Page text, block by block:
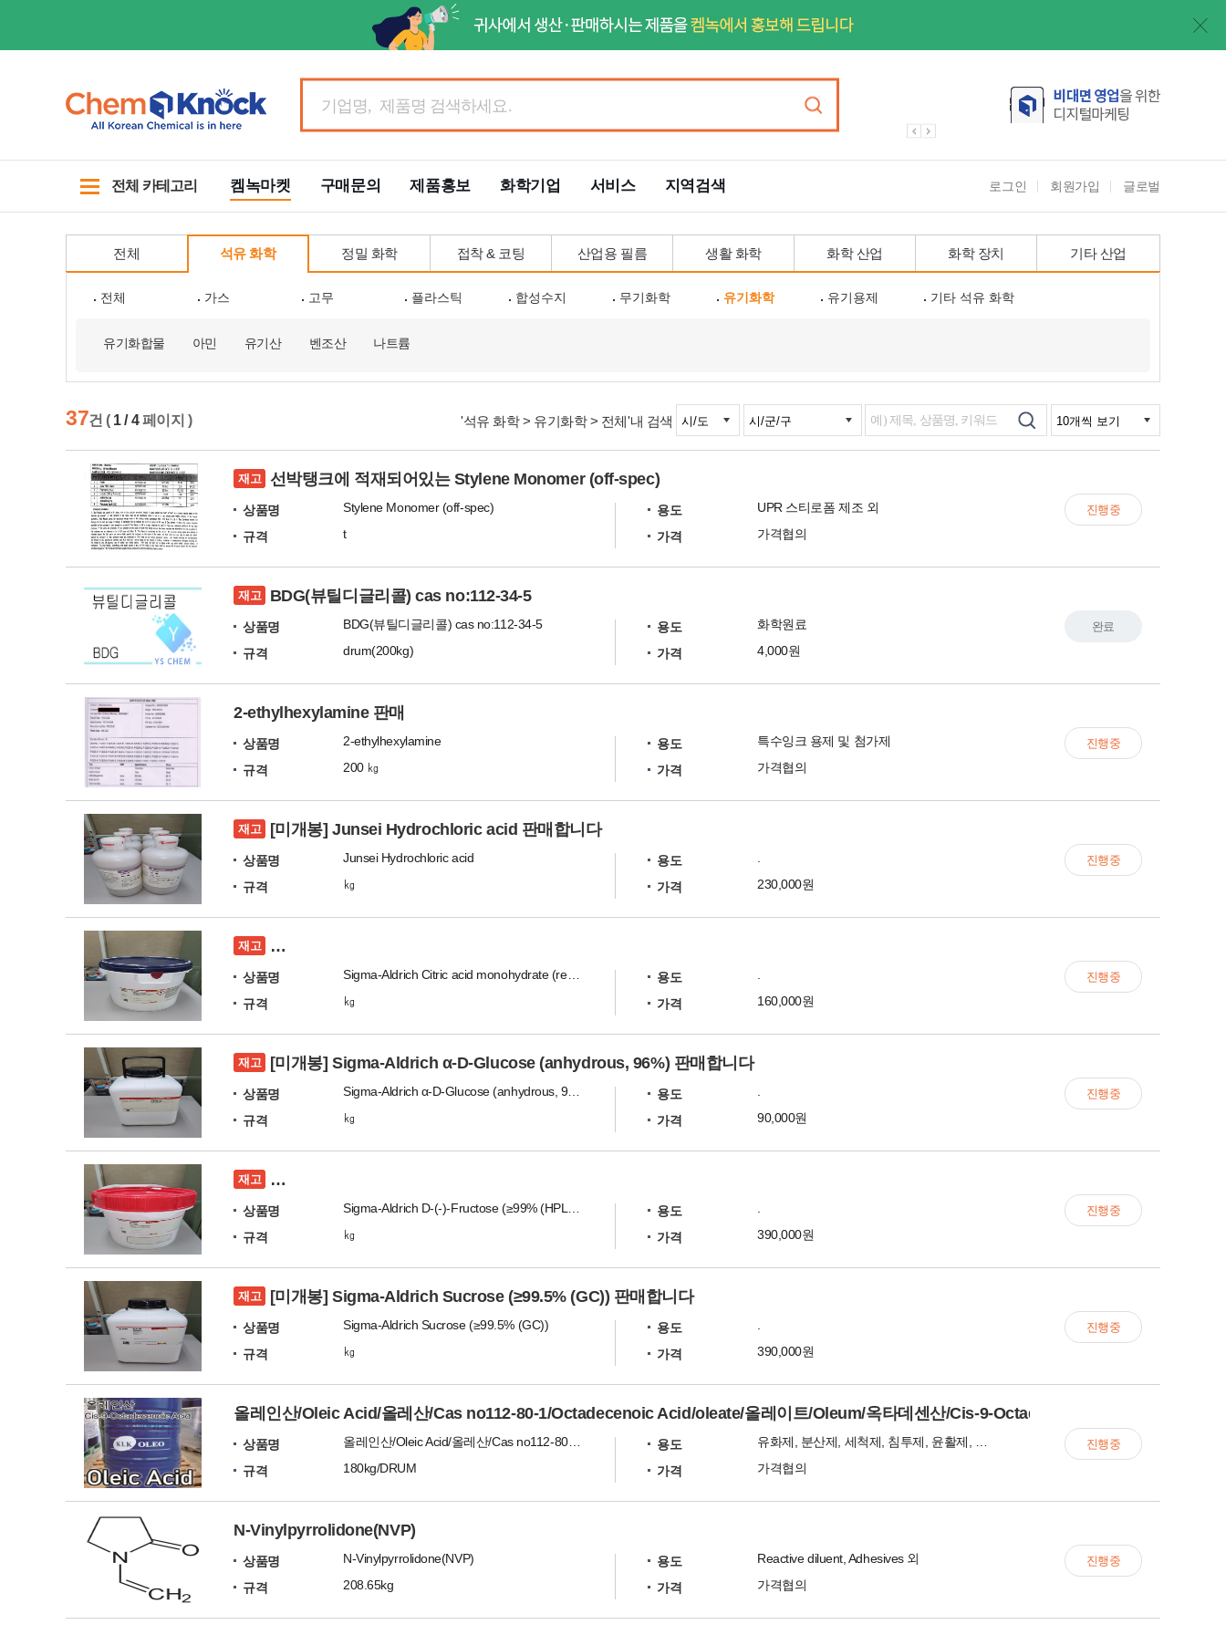
전체 카테고리 켐녹마켓 구매문의 제품홍보 화학기업 서비스 지역검색 로그인 회원가입 글로벌
전체 석유 화학 정밀 화학 접착 & 코팅 산업용 필름 생활 화학 화학 산업 화학 장치 기타 산업
전체 가스 고무 플라스틱 합성수지 무기화학 유기화학 유기용제 기타 석유 화학
유기화합물 아민 유기산 벤조산 나트륨
37건 ( 1 / 4페이지 ) '석유 화학 > 유기화학 > 전체'내 검색
재고 선박탱크에 적재되어있는 Stylene Monomer (off-spec)
상품명
Stylene Monomer (off-spec)
규격
t
용도
UPR 스티로폼 제조 외
가격
가격협의
진행중
재고 BDG(뷰틸디글리콜) cas no:112-34-5
상품명
BDG(뷰틸디글리콜) cas no:112-34-5
규격
drum(200kg)
용도
화학원료
가격
4,000원
완료
2-ethylhexylamine 판매
상품명
2-ethylhexylamine
규격
200 ㎏
용도
특수잉크 용제 및 첨가제
가격
가격협의
진행중
재고 [미개봉] Junsei Hydrochloric acid 판매합니다
상품명
Junsei Hydrochloric acid
규격
㎏
용도
가격
230,000원
진행중
재고 [미개봉] Sigma-Aldrich Citric acid monohydrate (reagent grade, ≥98% (GC/titration), powder) 판매합니다
상품명
Sigma-Aldrich Citric acid monohydrate (reagent grade, ≥98% (GC/titration), powder)
규격
㎏
용도
가격
160,000원
진행중
재고 [미개봉] Sigma-Aldrich α-D-Glucose (anhydrous, 96%) 판매합니다
상품명
Sigma-Aldrich α-D-Glucose (anhydrous, 96%)
규격
㎏
용도
가격
90,000원
진행중
재고 [미개봉] Sigma-Aldrich D-(-)-Fructose (≥99% (HPLC), BioReagent, suitable for cell culture, suitable for insect cell culture) 판매합
상품명
규격
㎏
용도
가격
390,000원
진행중
재고 [미개봉] Sigma-Aldrich Sucrose (≥99.5% (GC)) 판매합니다
상품명
Sigma-Aldrich Sucrose (≥99.5% (GC))
규격
㎏
용도
가격
390,000원
진행중
올레인산/Oleic Acid/올레산/Cas no112-80-1/Octadecenoic Acid/oleate/올레이트/Oleum/옥타데센산/Cis-9-Octadecenoic Acid
상품명
올레인산/Oleic Acid/올레산/Cas no112-80-1/Octadecenoic Acid/oleate/올레이트/Oleum/옥타데센산/Cis-9-Octadecenoic Acid
규격
180kg/DRUM
용도
가격
가격협의
진행중
N-Vinylpyrrolidone(NVP)
상품명
N-Vinylpyrrolidone(NVP)
규격
208.65kg
용도
Reactive diluent, Adhesives 외
가격
가격협의
진행중